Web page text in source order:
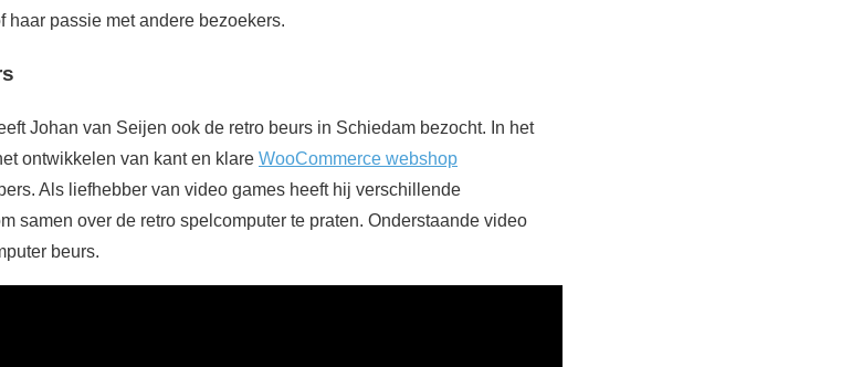
passie met andere bezoekers.
Johan van Seijen ook de retro beurs in Schiedam bezocht. In het
ontwikkelen van kant en klare WooCommerce webshop
Als liefhebber van video games heeft hij verschillende
samen over de retro spelcomputer te praten. Onderstaande video
beurs.